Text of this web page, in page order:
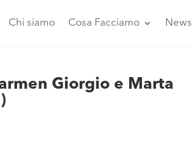
Chi siamo Cosa Facciamo News
Giorgio e Marta